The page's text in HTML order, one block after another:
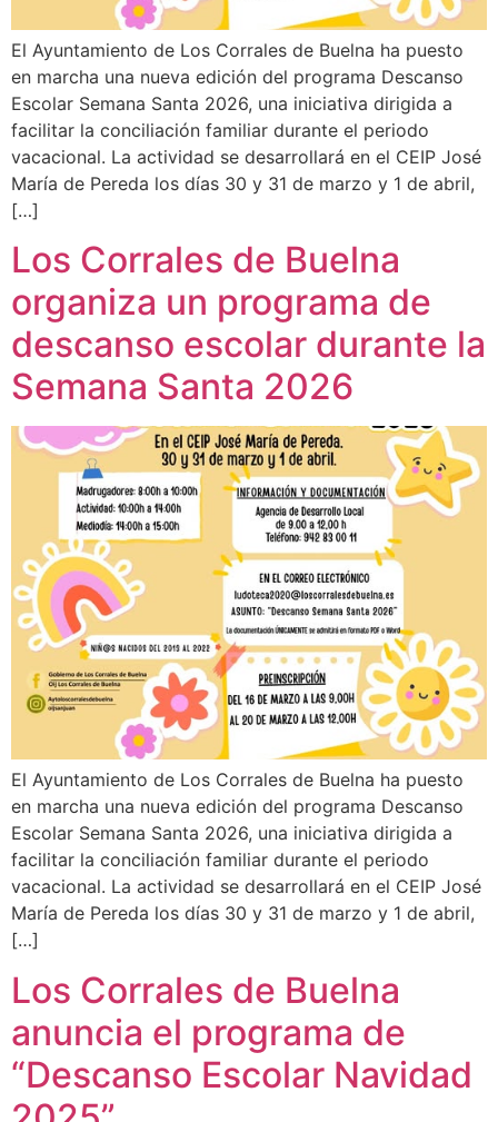
El Ayuntamiento de Los Corrales de Buelna ha puesto
en marcha una nueva edición del programa Descanso
Escolar Semana Santa 2026, una iniciativa dirigida a
facilitar la conciliación familiar durante el periodo
vacacional. La actividad se desarrollará en el CEIP José
María de Pereda los días 30 y 31 de marzo y 1 de abril,
[…]
Los Corrales de Buelna
organiza un programa de
descanso escolar durante la
Semana Santa 2026
El Ayuntamiento de Los Corrales de Buelna ha puesto
en marcha una nueva edición del programa Descanso
Escolar Semana Santa 2026, una iniciativa dirigida a
facilitar la conciliación familiar durante el periodo
vacacional. La actividad se desarrollará en el CEIP José
María de Pereda los días 30 y 31 de marzo y 1 de abril,
[…]
Los Corrales de Buelna
anuncia el programa de
“Descanso Escolar Navidad